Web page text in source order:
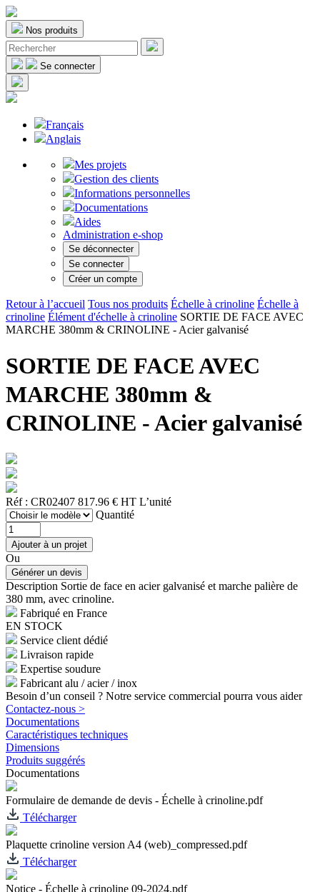
Nos produits
Se connecter
Français
Anglais
Mes projets
Gestion des clients
Informations personnelles
Documentations
Aides
Administration e-shop
Se déconnecter
Se connecter
Créer un compte
Retour à l’accueil Tous nos produits Échelle à crinoline Échelle à
crinoline Élément d'échelle à crinoline SORTIE DE FACE AVEC
MARCHE 380mm & CRINOLINE - Acier galvanisé
SORTIE DE FACE AVEC
MARCHE 380mm &
CRINOLINE - Acier galvanisé
Réf : CR02407 817.96 € HT L’unité
Quantité
Ou
Description Sortie de face en acier galvanisé et marche palière de
380 mm, avec crinoline.
Fabriqué en France
EN STOCK
Service client dédié
Livraison rapide
Expertise soudure
Fabricant alu / acier / inox
Besoin d’un conseil ? Notre service commercial pourra vous aider
Contactez-nous >
Documentations
Caractéristiques techniques
Dimensions
Produits suggérés
Documentations
Formulaire de demande de devis - Échelle à crinoline.pdf
Télécharger
Plaquette crinoline version A4 (web)_compressed.pdf
Télécharger
Notice - Échelle à crinoline 09-2024.pdf